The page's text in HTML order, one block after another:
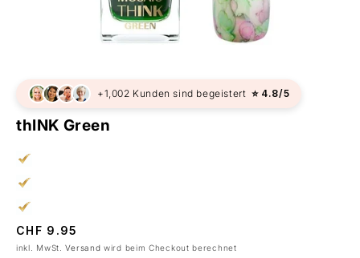
+1,002 Kunden sind begeistert ⭐ 4.8/5
thINK Green
Normaler
Preis
CHF 9.95
inkl. MwSt.Versand wird beim Checkout berechnet